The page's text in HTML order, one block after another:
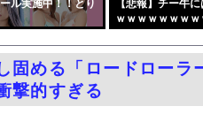
爆の日にトンデモ持論を展開し物議… →
帯して戦おー！悪政高市を打倒するぞ
乳首透け、巨乳おっぱいが最高過ぎる！
に死亡事故＝運転の無職男（３４）、
行しギネス記録を達成
ル実施中！！とり
【悲報】チー牛
ｗｗｗｗｗｗｗ
固める「ロードローラ
撃的すぎる